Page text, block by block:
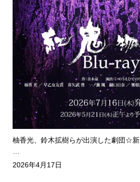
柚香光、鈴木拡樹らが出演した劇団☆
2026年4月17日